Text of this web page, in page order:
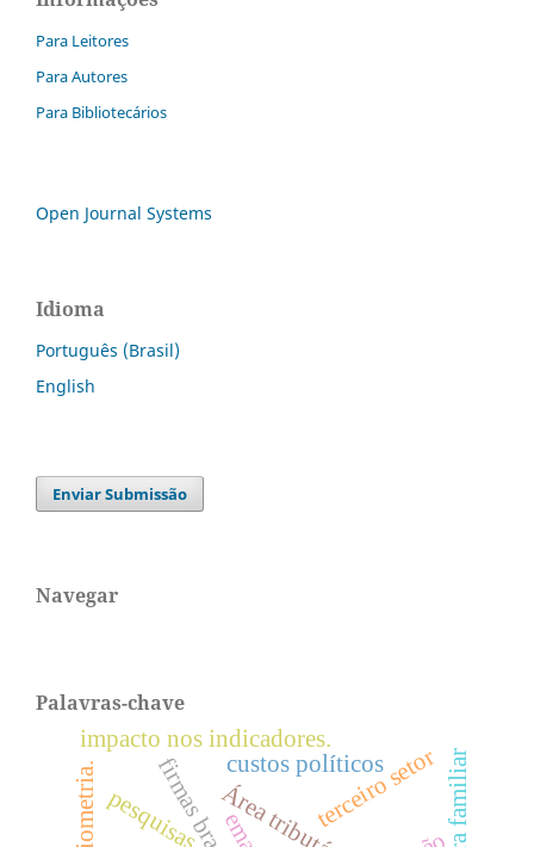
Para Leitores
Para Autores
Para Bibliotecários
Open Journal Systems
Idioma
Português (Brasil)
English
Enviar Submissão
Navegar
Palavras-chave
Área tributária
impacto nos indicadores.
pesquisas. terceiro setor
custos políticos